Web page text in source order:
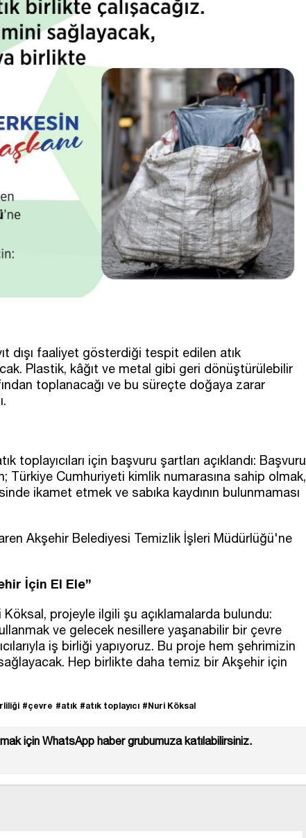
dışı faaliyet gösterdiği tespit edilen atık
Plastik, kâğıt ve metal gibi geri dönüştürülebilir
toplanacağı ve bu süreçte doğaya zarar
toplayıcıları için başvuru şartları açıklandı: Başvuru
Türkiye Cumhuriyeti kimlik numarasına sahip olmak,
ikamet etmek ve sabıka kaydının bulunmaması
Akşehir Belediyesi Temizlik İşleri Müdürlüğü'ne
İçin El Ele”
projeyle ilgili şu açıklamalarda bulundu:
ve gelecek nesillere yaşanabilir bir çevre
iş birliği yapıyoruz. Bu proje hem şehrimizin
Hep birlikte daha temiz bir Akşehir için
#çevre #atık #atık toplayıcı #Nuri Köksal
için WhatsApp haber grubumuza katılabilirsiniz.